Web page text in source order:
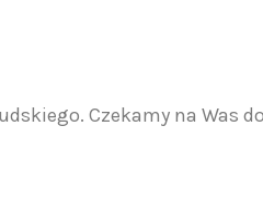
Czekamy na Was